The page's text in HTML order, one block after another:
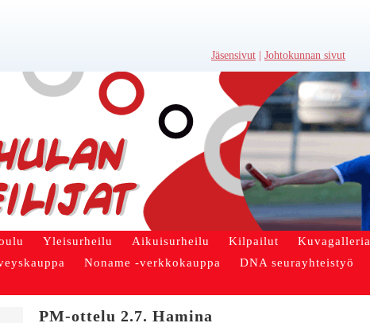
Jäsensivut Johtokunnan sivut
Yleisurheilu Aikuisurheilu Kilpailut Kuvagalleria
Noname -verkkokauppa DNA seurayhteistyö
PM-ottelu 2.7. Hamina